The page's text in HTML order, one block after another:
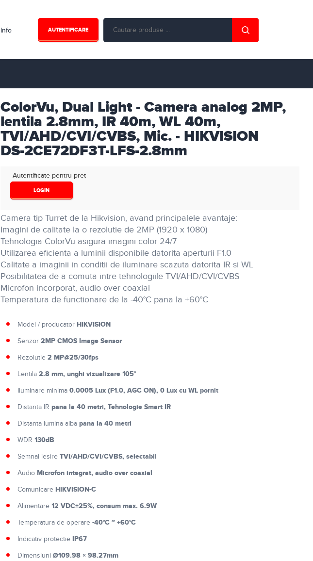
Info AUTENTIFICARE
ColorVu, Dual Light - Camera analog 2MP,
lentila 2.8mm, IR 40m, WL 40m,
TVI/AHD/CVI/CVBS, Mic. - HIKVISION
DS-2CE72DF3T-LFS-2.8mm
Autentificate pentru pret
LOGIN
Camera tip Turret de la Hikvision, avand principalele avantaje:
Imagini de calitate la o rezolutie de 2MP (1920 x 1080)
Tehnologia ColorVu asigura imagini color 24/7
Utilizarea eficienta a luminii disponibile datorita aperturii F1.0
Calitate a imaginii in conditii de iluminare scazuta datorita IR si WL
Posibilitatea de a comuta intre tehnologiile TVI/AHD/CVI/CVBS
Microfon incorporat, audio over coaxial
Temperatura de functionare de la -40°C pana la +60°C
Model / producator HIKVISION
Senzor 2MP CMOS Image Sensor
Rezolutie 2 MP@25/30fps
Lentila 2.8 mm, unghi vizualizare 105°
Iluminare minima 0.0005 Lux (F1.0, AGC ON), 0 Lux cu WL pornit
Distanta IR pana la 40 metri, Tehnologie Smart IR
Distanta lumina alba pana la 40 metri
WDR 130dB
Semnal iesire TVI/AHD/CVI/CVBS, selectabil
Audio Microfon integrat, audio over coaxial
Comunicare HIKVISION-C
Alimentare 12 VDC±25%, consum max. 6.9W
Temperatura de operare -40°C ~ +60°C
Indicativ protectie IP67
Dimensiuni Ø109.98 × 98.27mm